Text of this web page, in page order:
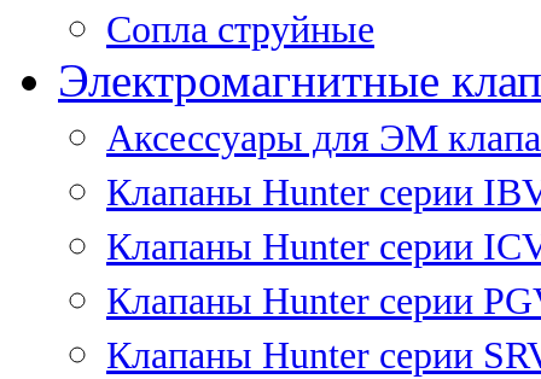
Сопла струйные
Электромагнитные
Аксессуары для ЭМ
Клапаны Hunter серии
Клапаны Hunter серии
Клапаны Hunter серии
Клапаны Hunter серии